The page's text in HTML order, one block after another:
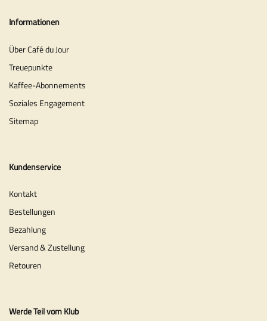
Informationen
Über Café du Jour
Treuepunkte
Kaffee-Abonnements
Soziales Engagement
Sitemap
Kundenservice
Kontakt
Bestellungen
Bezahlung
Versand & Zustellung
Retouren
Werde Teil vom Klub